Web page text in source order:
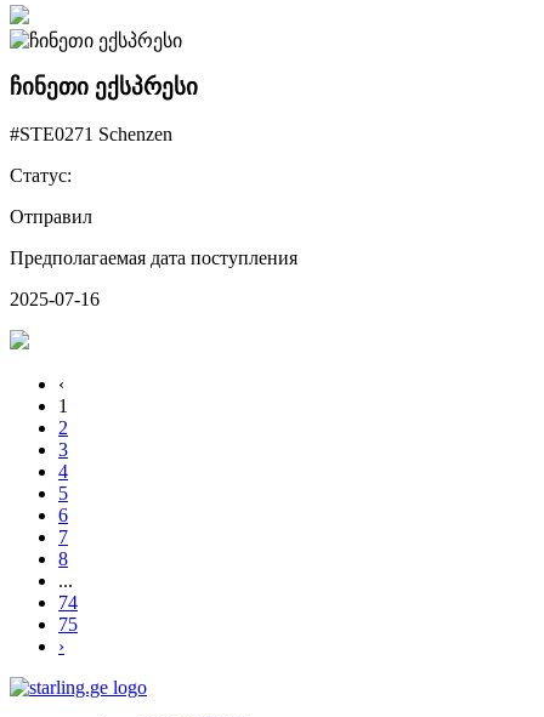
ჩინეთი ექსპრესი
#STE0271 Schenzen
Статус:
Отправил
Предполагаемая дата поступления
2025-07-16
‹
1
2
3
4
5
6
7
8
...
74
75
›